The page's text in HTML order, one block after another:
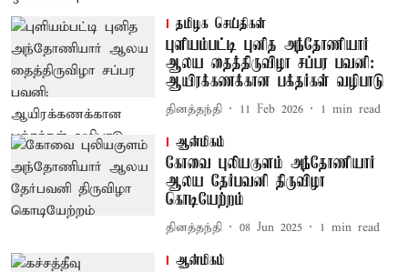
தமிழக செய்திகள்
புளியம்பட்டி புனித அந்தோணியார்
ஆலய தைத்திருவிழா சப்பர பவனி:
ஆயிரக்கணக்கான பக்தர்கள் வழிபாடு
தினத்தந்தி 11 Feb 2026 1 min read
ஆன்மிகம்
கோவை புலியகுளம் அந்தோணியார்
ஆலய தேர்பவனி திருவிழா
கொடியேற்றம்
தினத்தந்தி 08 Jun 2025 1 min read
ஆன்மிகம்